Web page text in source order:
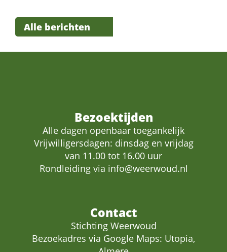
Alle berichten
Bezoektijden
Alle dagen openbaar toegankelijk
Vrijwilligersdagen: dinsdag en vrijdag
van 11.00 tot 16.00 uur
Rondleiding via info@weerwoud.nl
Contact
Stichting Weerwoud
Bezoekadres via Google Maps: Utopia,